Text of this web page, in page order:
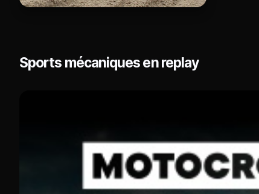
Sports mécaniques en replay